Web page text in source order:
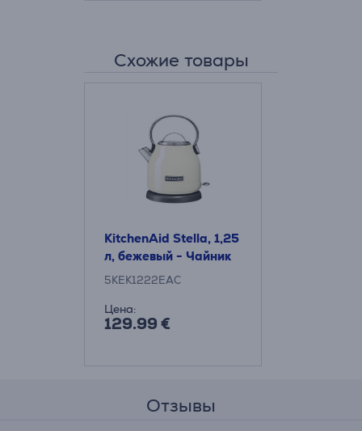
Схожие товары
KitchenAid Stella, 1,25
л, бежевый - Чайник
5KEK1222EAC
Цена:
129.99 €
Отзывы